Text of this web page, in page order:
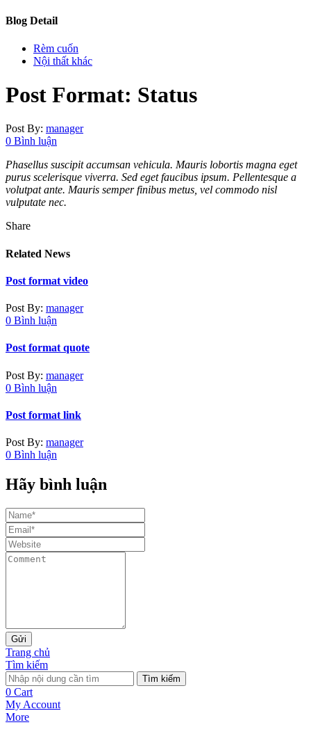
Blog Detail
Rèm cuốn
Nội thất khác
Post Format: Status
Post By: manager
0 Bình luận
Phasellus suscipit accumsan vehicula. Mauris lobortis magna eget
purus scelerisque viverra. Sed eget faucibus ipsum. Pellentesque a
volutpat ante. Mauris semper finibus metus, vel commodo nisl
vulputate nec.
Share
Related News
Post format video
Post By: manager
0 Bình luận
Post format quote
Post By: manager
0 Bình luận
Post format link
Post By: manager
0 Bình luận
Hãy bình luận
Gửi
Trang chủ
Tìm kiếm
Tìm kiếm
0 Cart
My Account
More